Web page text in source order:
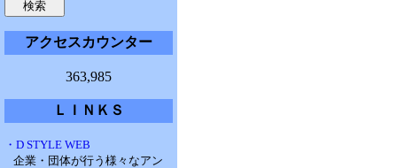
アクセスカウンター
363,985
ＬＩＮＫＳ
・D STYLE WEB
企業・団体が行う様々なアン